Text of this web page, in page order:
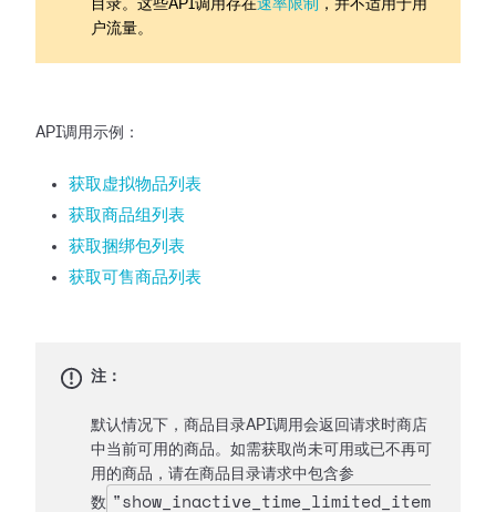
目录。这些API调用存在速率限制
，并不适用于用
户流量。
API调用示例：
获取虚拟物品列表
获取商品组列表
获取捆绑包列表
获取可售商品列表
注：
默认情况下，商品目录API调用会返回请求时商店
中当前可用的商品。如需获取尚未可用或已不再可
用的商品，请在商品目录请求中包含参
数 "show_inactive_time_limited_item